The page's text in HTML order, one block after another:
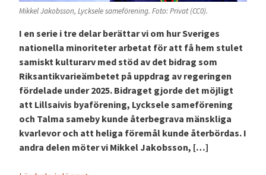
Mikkel Jakobsson, Lycksele sameförening. Foto: Privat (CC0).
I en serie i tre delar berättar vi om hur Sveriges
nationella minoriteter arbetat för att få hem stulet
samiskt kulturarv med stöd av det bidrag som
Riksantikvarieämbetet på uppdrag av regeringen
fördelade under 2025. Bidraget gjorde det möjligt
att Lillsaivis byaförening, Lycksele sameförening
och Talma sameby kunde återbegrava mänskliga
kvarlevor och att heliga föremål kunde återbördas. I
andra delen möter vi Mikkel Jakobsson, […]